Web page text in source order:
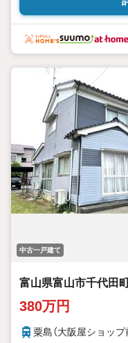
山駅北はお客様のお住
元銀行員のスタッフが
ださい☆
中古一戸建て
富山県富山市千代田
380万円
粟島（大阪屋ショップ